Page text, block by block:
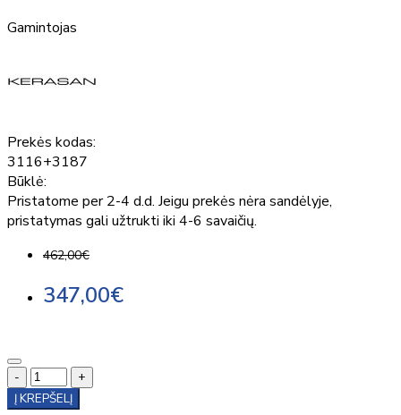
Gamintojas
Prekės kodas:
3116+3187
Būklė:
Pristatome per 2-4 d.d. Jeigu prekės nėra sandėlyje,
pristatymas gali užtrukti iki 4-6 savaičių.
462,00€
347,00€
-
+
Į KREPŠELĮ